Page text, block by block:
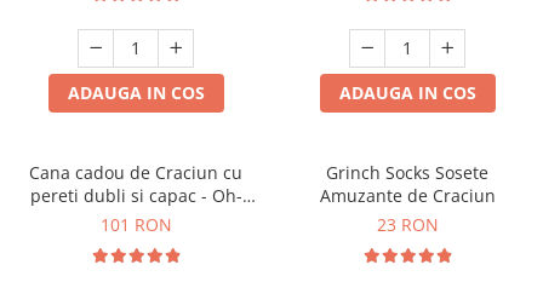
ADAUGA IN COS ADAUGA IN COS
Cana cadou de Craciun cu
pereti dubli si capac - Oh-
Brad-frumos
101 RON
Grinch Socks Sosete
Amuzante de Craciun
23 RON